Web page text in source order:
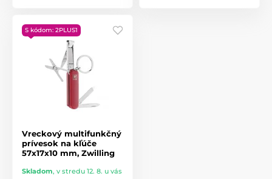
S kódom: 2PLUS1
Vreckový multifunkčný
prívesok na kľúče
57x17x10 mm, Zwilling
Skladom, v stredu 12. 8. u vás